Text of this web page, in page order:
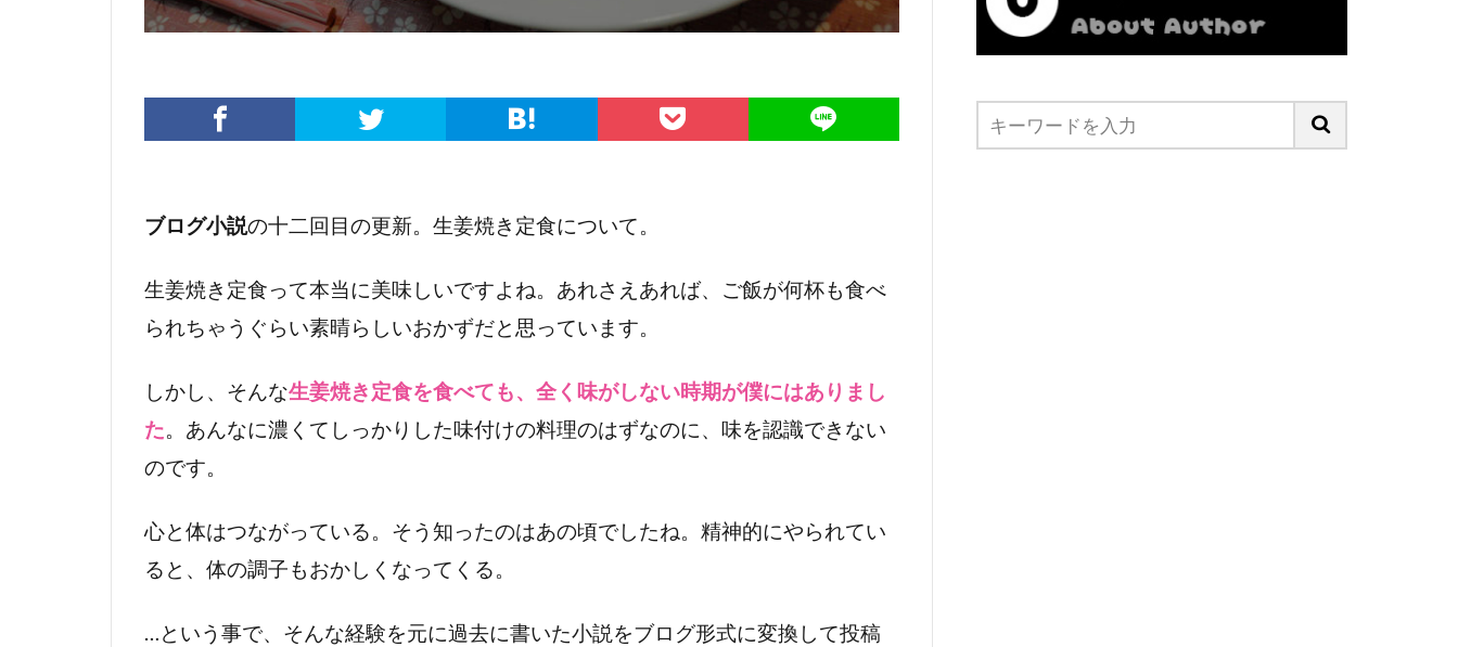
ブログ小説の十二回目の更新。生姜焼き定食について。
生姜焼き定食って本当に美味しいですよね。あれさえあれば、ご飯が何杯も食べ
られちゃうぐらい素晴らしいおかずだと思っています。
しかし、そんな生姜焼き定食を食べても、全く味がしない時期が僕にはありまし
た。あんなに濃くてしっかりした味付けの料理のはずなのに、味を認識できない
のです。
心と体はつながっている。そう知ったのはあの頃でしたね。精神的にやられてい
ると、体の調子もおかしくなってくる。
…という事で、そんな経験を元に過去に書いた小説をブログ形式に変換して投稿